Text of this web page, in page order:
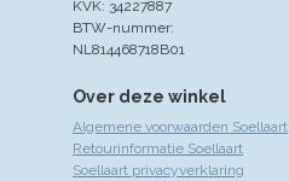
Over deze winkel
Algemene voorwaarden Soellaart
Retourinformatie Soellaart
Soellaart privacyverklaring
KVK: 34227887
BTW-nummer:
NL814468718B01